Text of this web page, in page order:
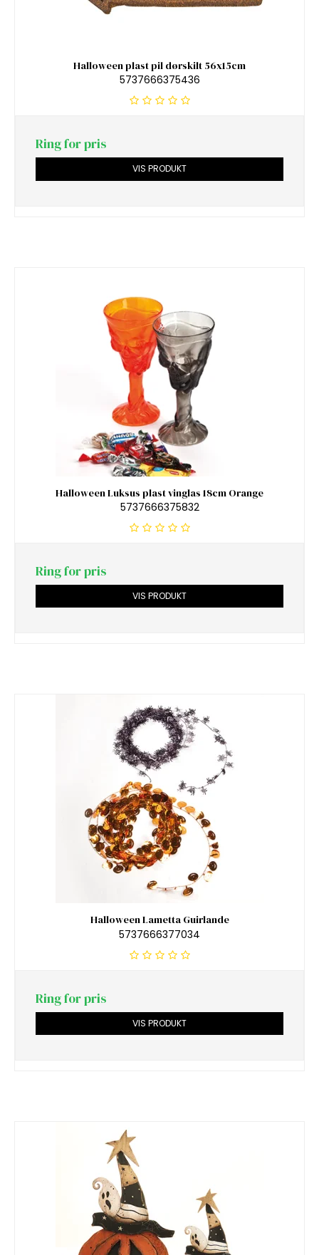
Halloween plast pil dørskilt 56x15cm
5737666375436
Ring for pris
VIS PRODUKT
Halloween Luksus plast vinglas 18cm Orange
5737666375832
Ring for pris
VIS PRODUKT
Halloween Lametta Guirlande
5737666377034
Ring for pris
VIS PRODUKT